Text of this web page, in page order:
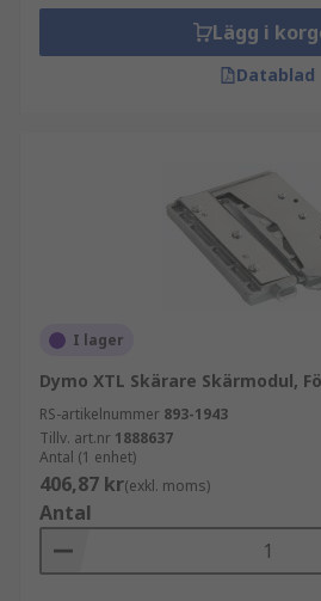
Lägg i
Datablad
I lager
Dymo XTL Skärare Skärmodul,
RS-artikelnummer 893-1943
Tillv. art.nr 1888637
Antal (1 enhet)
406,87 kr(exkl. moms)
Antal